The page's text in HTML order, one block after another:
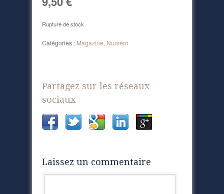
Rupture de stock
Catégories : Magazine, Numéro
Partagez sur les réseaux
sociaux
Laissez un commentaire